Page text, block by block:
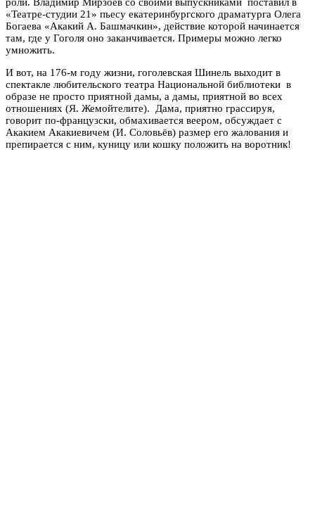
«Театре-студии 21» пьесу екатеринбургского драматурга Олега
Богаева «Акакий А. Башмачкин», действие которой начинается
там, где у Гоголя оно заканчивается. Примеры можно легко
умножить.
И вот, на 176-м году жизни, гоголевская Шинель выходит в
спектакле любительского театра Национальной библиотеки в
образе не просто приятной дамы, а дамы, приятной во всех
отношениях (Я. Жемойтелите). Дама, приятно грассируя,
говорит по-французски, обмахивается веером, обсуждает с
Акакием Акакиевичем (И. Соловьёв) размер его жалования и
препирается с ним, куницу или кошку положить на воротник!